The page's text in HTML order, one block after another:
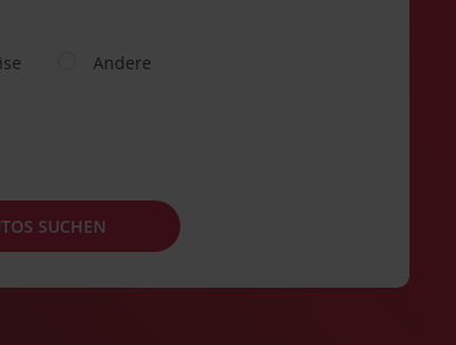
Andere
SUCHEN